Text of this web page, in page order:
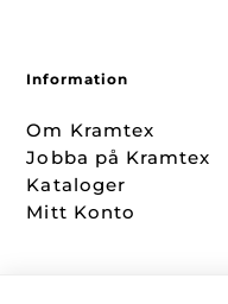
Information
Om Kramtex
Jobba på Kramtex
Kataloger
Mitt Konto